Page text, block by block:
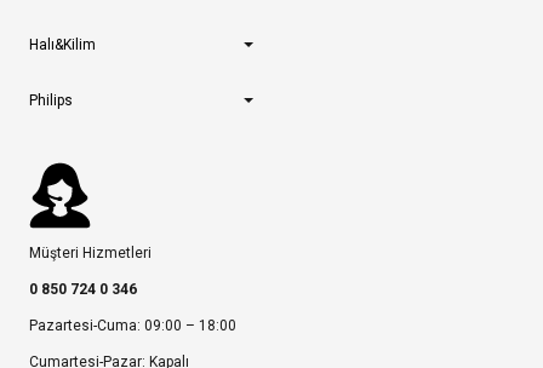
Halı&Kilim
Philips
Müşteri Hizmetleri
0 850 724 0 346
Pazartesi-Cuma: 09:00 – 18:00
Cumartesi-Pazar: Kapalı